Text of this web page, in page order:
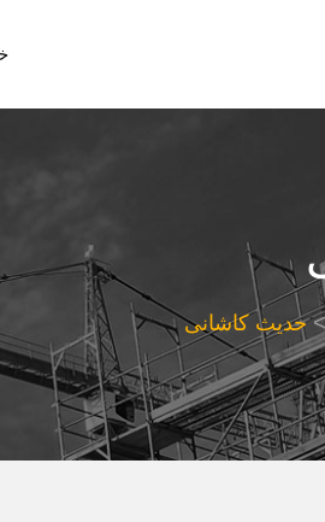
حدیث کاشانی